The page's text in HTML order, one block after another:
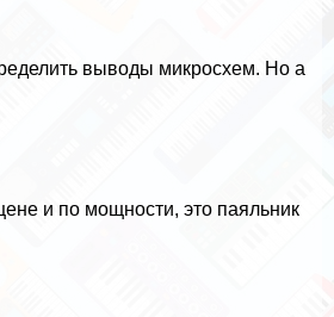
выводы микросхем. Но а
и по мощности, это паяльник